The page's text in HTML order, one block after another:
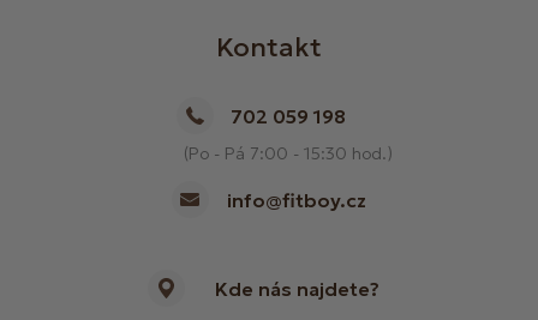
Kontakt
702 059 198
(Po - Pá 7:00 - 15:30 hod.)
info@fitboy.cz
Kde nás najdete?